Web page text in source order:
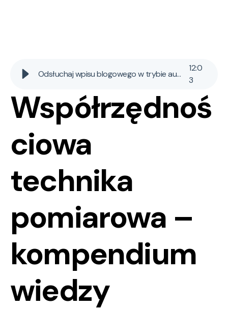
Odsłuchaj wpisu blogowego w trybie audio AI
12:0
3
Współrzędnoś
ciowa
technika
pomiarowa –
kompendium
wiedzy